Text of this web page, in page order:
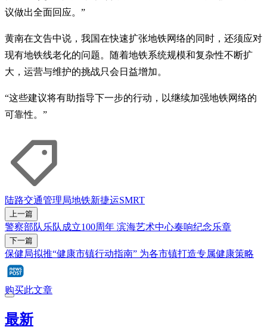
议做出全面回应。”
黄南在文告中说，我国在快速扩张地铁网络的同时，还须应对
现有地铁线老化的问题。随着地铁系统规模和复杂性不断扩
大，运营与维护的挑战只会日益增加。
“这些建议将有助指导下一步的行动，以继续加强地铁网络的
可靠性。”
陆路交通管理局地铁新捷运SMRT
上一篇
警察部队乐队成立100周年 滨海艺术中心奏响纪念乐章
下一篇
保健局拟推“健康市镇行动指南” 为各市镇打造专属健康策略
购买此文章
最新